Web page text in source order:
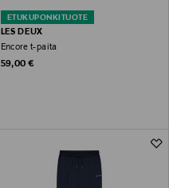
ETUKUPONKITUOTE
LES DEUX
Encore t-paita
Original Price
59,00 €